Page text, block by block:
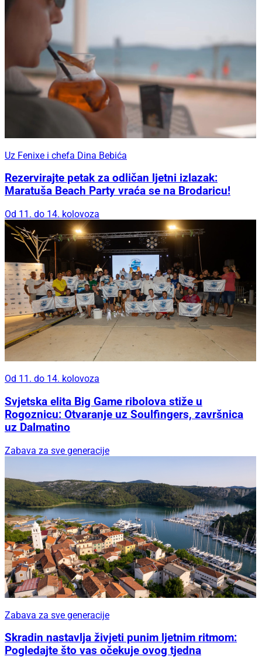
Uz Fenixe i chefa Dina Bebića
Rezervirajte petak za odličan ljetni izlazak:
Maratuša Beach Party vraća se na Brodaricu!
Od 11. do 14. kolovoza
Od 11. do 14. kolovoza
Svjetska elita Big Game ribolova stiže u
Rogoznicu: Otvaranje uz Soulfingers, završnica
uz Dalmatino
Zabava za sve generacije
Zabava za sve generacije
Skradin nastavlja živjeti punim ljetnim ritmom:
Pogledajte što vas očekuje ovog tjedna